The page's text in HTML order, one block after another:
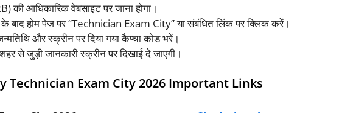
की आधिकारिक वेबसाइट पर जाना होगा।
बाद होम पेज पर “Technician Exam City” या संबंधित लिंक पर क्लिक करें।
और स्क्रीन पर दिया गया कैप्चा कोड भरें।
से जुड़ी जानकारी स्क्रीन पर दिखाई दे जाएगी।
Technician Exam City 2026 Important Links